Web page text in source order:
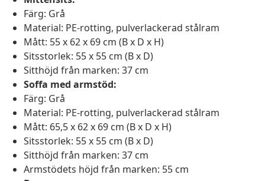
Färg: Grå
Material: PE-rotting, pulverlackerad stålram
Mått: 55 x 62 x 69 cm (B x D x H)
Sitsstorlek: 55 x 55 cm (B x D)
Sitthöjd från marken: 37 cm
Soffa med armstöd:
Färg: Grå
Material: PE-rotting, pulverlackerad stålram
Mått: 65,5 x 62 x 69 cm (B x D x H)
Sitsstorlek: 55 x 55 cm (B x D)
Sitthöjd från marken: 37 cm
Armstödets höjd från marken: 55 cm